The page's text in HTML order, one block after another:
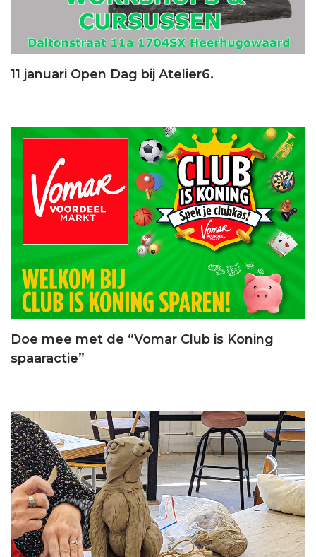
11 januari Open Dag bij Atelier6.
Doe mee met de “Vomar Club is Koning
spaaractie”